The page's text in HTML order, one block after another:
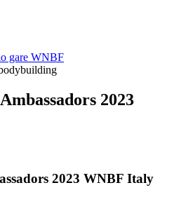
gare WNBF
2023
2023 WNBF Italy